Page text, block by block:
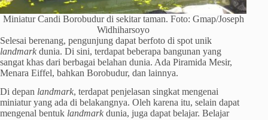
Miniatur Candi Borobudur di sekitar taman. Foto: Gmap/Joseph
Widhiharsoyo
Selesai berenang, pengunjung dapat berfoto di spot unik
landmark dunia. Di sini, terdapat beberapa bangunan yang
sangat khas dari berbagai belahan dunia. Ada Piramida Mesir,
Menara Eiffel, bahkan Borobudur, dan lainnya.
Di depan landmark, terdapat penjelasan singkat mengenai
miniatur yang ada di belakangnya. Oleh karena itu, selain dapat
mengenal bentuk landmark dunia, juga dapat belajar. Belajar